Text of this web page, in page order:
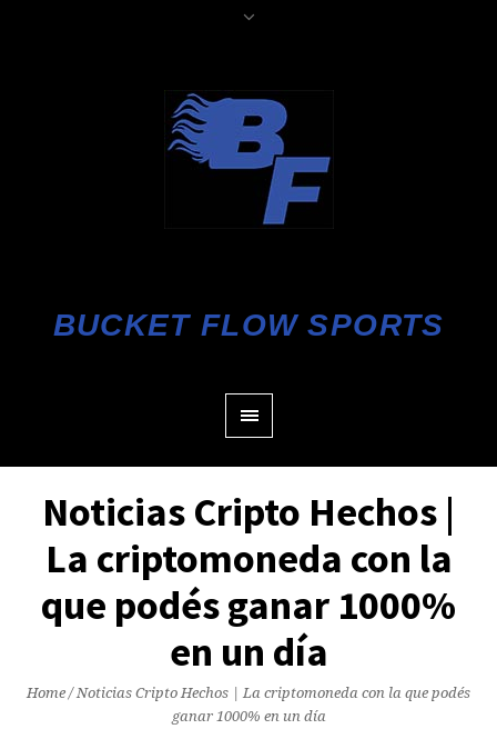
BUCKET FLOW SPORTS
Noticias Cripto Hechos |
La criptomoneda con la
que podés ganar 1000%
en un día
Home /Noticias Cripto Hechos | La criptomoneda con la que podés
ganar 1000% en un día